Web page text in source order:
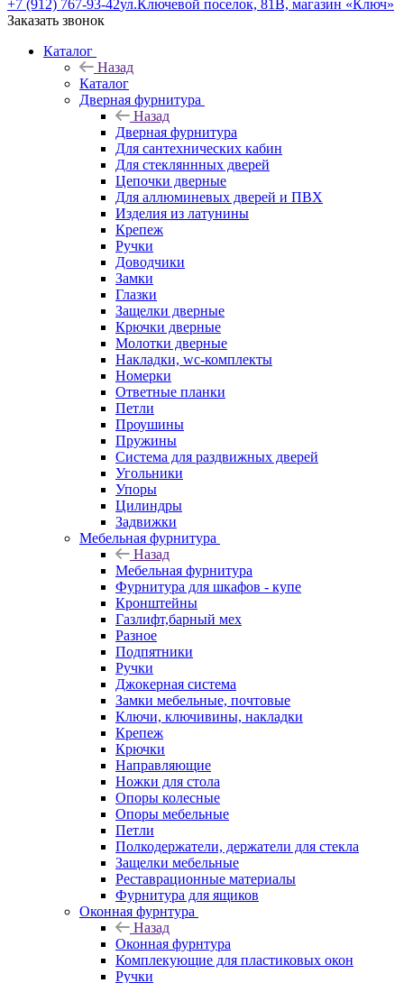
+7 (912) 767-93-42ул.Ключевой поселок, 81В, магазин «Ключ»
Заказать звонок
Каталог
Назад
Каталог
Дверная фурнитура
Назад
Дверная фурнитура
Для сантехнических кабин
Для стекляннных дверей
Цепочки дверные
Для аллюминевых дверей и ПВХ
Изделия из латунины
Крепеж
Ручки
Доводчики
Замки
Глазки
Защелки дверные
Крючки дверные
Молотки дверные
Накладки, wc-комплекты
Номерки
Ответные планки
Петли
Проушины
Пружины
Система для раздвижных дверей
Угольники
Упоры
Цилиндры
Задвижки
Мебельная фурнитура
Назад
Мебельная фурнитура
Фурнитура для шкафов - купе
Кронштейны
Газлифт,барный мех
Разное
Подпятники
Ручки
Джокерная система
Замки мебельные, почтовые
Ключи, ключивины, накладки
Крепеж
Крючки
Направляющие
Ножки для стола
Опоры колесные
Опоры мебельные
Петли
Полкодержатели, держатели для стекла
Защелки мебельные
Реставрационные материалы
Фурнитура для ящиков
Оконная фурнтура
Назад
Оконная фурнтура
Комплекующие для пластиковых окон
Ручки